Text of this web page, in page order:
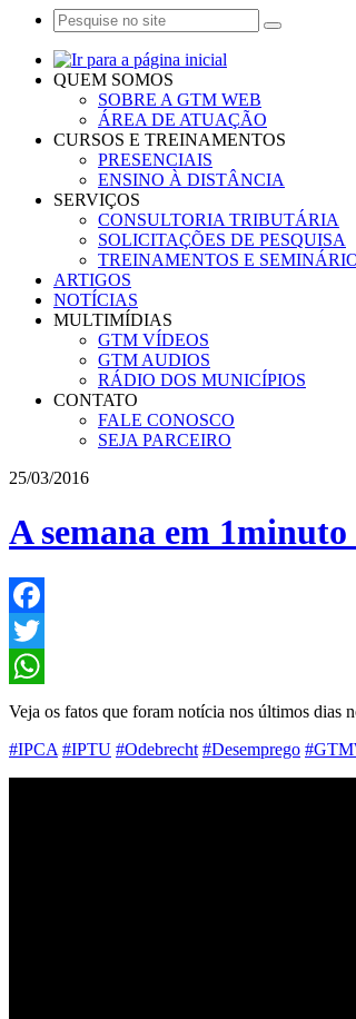
QUEM SOMOS
SOBRE A GTM WEB
ÁREA DE ATUAÇÃO
CURSOS E TREINAMENTOS
PRESENCIAIS
ENSINO À DISTÂNCIA
SERVIÇOS
CONSULTORIA TRIBUTÁRIA
SOLICITAÇÕES DE PESQUISA
TREINAMENTOS E
ARTIGOS
NOTÍCIAS
MULTIMÍDIAS
GTM VÍDEOS
GTM AUDIOS
RÁDIO DOS MUNICÍPIOS
CONTATO
FALE CONOSCO
SEJA PARCEIRO
25/03/2016
A semana em 1minuto
Facebook
Twitter
WhatsApp
Veja os fatos que foram notícia nos últimos dias
‪#‎IPCA‬ ‪#‎IPTU‬ ‪#‎Odebrecht‬ ‪#‎Desemprego‬ ‪#‎